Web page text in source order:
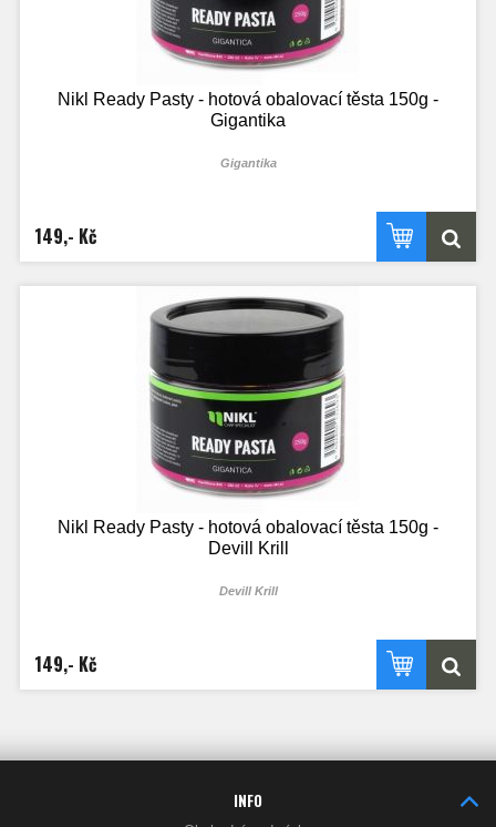
Nikl Ready Pasty - hotová obalovací těsta 150g -
Gigantika
Gigantika
149,- Kč
Nikl Ready Pasty - hotová obalovací těsta 150g -
Devill Krill
Devill Krill
149,- Kč
INFO